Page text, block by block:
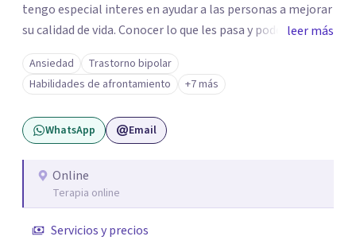
tengo especial interes en ayudar a las personas a mejorar
su calidad de vida. Conocer lo que les pasa y poder trabajar
en ello brindando las herramientas necesarias. Hay
momentos en la vida por los cuales atravezamos por
estados de ansiedad, depresión o estrés, es alli donde no
encontramos o nos parece no tener recursos para
afrontarlos, pareciera que no hay salida. Dentro de esta
es la que ha presentado mayores evidencias epíricas en la
solución de estos cuadros con resultados muy buenos y
acompañarte. Si estás buscando un espacio de
leer más
Ansiedad
Trastorno bipolar
Habilidades de afrontamiento
+7 más
WhatsApp Email
Online
Terapia online
Servicios y precios